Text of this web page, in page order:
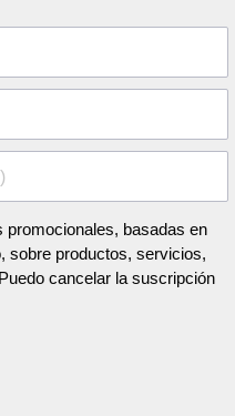
basadas en
sobre productos, servicios,
cancelar la suscripción